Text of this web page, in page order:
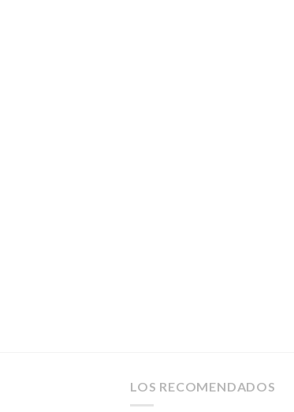
LOS RECOMENDADOS